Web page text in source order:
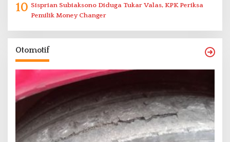
10 Sisprian Subiaksono Diduga Tukar Valas, KPK Periksa
Pemilik Money Changer
Otomotif